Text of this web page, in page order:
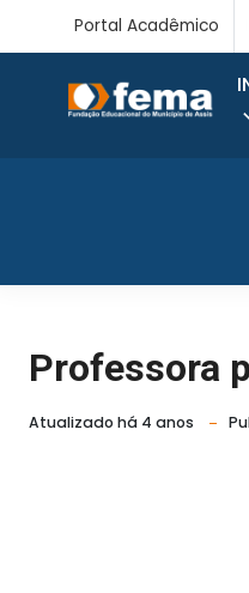
Portal Acadêmico
Professora
Atualizado há 4 anos